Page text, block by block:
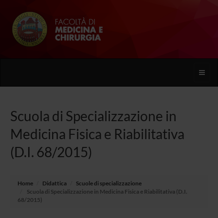
Toggle
Scuola di Specializzazione in
Medicina Fisica e Riabilitativa
(D.I. 68/2015)
Home Didattica
Scuole di specializzazione
Scuola di Specializzazione in Medicina Fisica e Riabilitativa (D.I.
68/2015)